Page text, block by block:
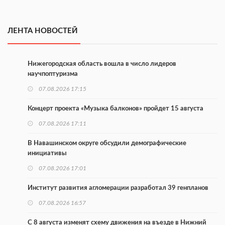
ЛЕНТА НОВОСТЕЙ
Нижегородская область вошла в число лидеров
научпоптуризма
07.08.2026 17:15
Концерт проекта «Музыка балконов» пройдет 15 августа
07.08.2026 17:11
В Навашинском округе обсудили демографические
инициативы
07.08.2026 17:01
Институт развития агломерации разработал 39 генпланов
07.08.2026 16:57
С 8 августа изменят схему движения на въезде в Нижний